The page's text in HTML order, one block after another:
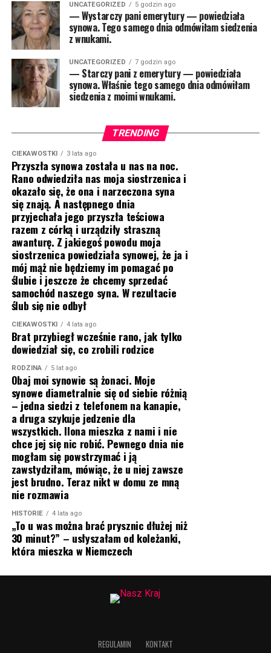
UNCATEGORIZED 5 godzin ago
— Wystarczy pani emerytury — powiedziała
synowa. Tego samego dnia odmówiłam siedzenia
z wnukami.
UNCATEGORIZED 7 godzin ago
— Starczy pani z emerytury — powiedziała
synowa. Właśnie tego samego dnia odmówiłam
siedzenia z moimi wnukami.
TRENDING
CIEKAWOSTKI 3 lata ago
Przyszła synowa została u nas na noc.
Rano odwiedziła nas moja siostrzenica i
okazało się, że ona i narzeczona syna
się znają. A następnego dnia
przyjechała jego przyszła teściowa
razem z córką i urządziły straszną
awanturę. Z jakiegoś powodu moja
siostrzenica powiedziała synowej, że ja i
mój mąż nie będziemy im pomagać po
ślubie i jeszcze że chcemy sprzedać
samochód naszego syna. W rezultacie
ślub się nie odbył
CIEKAWOSTKI 4 lata ago
Brat przybiegł wcześnie rano, jak tylko
dowiedział się, co zrobili rodzice
RODZINA 5 lat ago
Obaj moi synowie są żonaci. Moje
synowe diametralnie się od siebie różnią
– jedna siedzi z telefonem na kanapie,
a druga szykuje jedzenie dla
wszystkich. Ilona mieszka z nami i nie
chce jej się nic robić. Pewnego dnia nie
mogłam się powstrzymać i ją
zawstydziłam, mówiąc, że u niej zawsze
jest brudno. Teraz nikt w domu ze mną
nie rozmawia
HISTORIE 4 lata ago
„To u was można brać prysznic dłużej niż
30 minut?” – usłyszałam od koleżanki,
która mieszka w Niemczech
REGULAMIN KONTAKT